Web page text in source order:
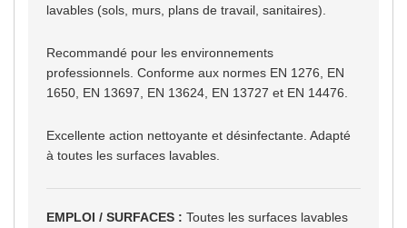
lavables (sols, murs, plans de travail, sanitaires).
Recommandé pour les environnements
professionnels. Conforme aux normes EN 1276, EN
1650, EN 13697, EN 13624, EN 13727 et EN 14476.
Excellente action nettoyante et désinfectante. Adapté
à toutes les surfaces lavables.
EMPLOI / SURFACES : Toutes les surfaces lavables